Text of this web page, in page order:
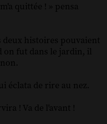
quittée ! » pensa
deux histoires pouvaient
on fut dans le jardin, il
éclata de rire au nez.
! Va de l'avant !